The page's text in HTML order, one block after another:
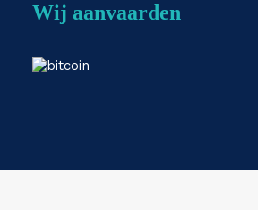
Wij aanvaarden